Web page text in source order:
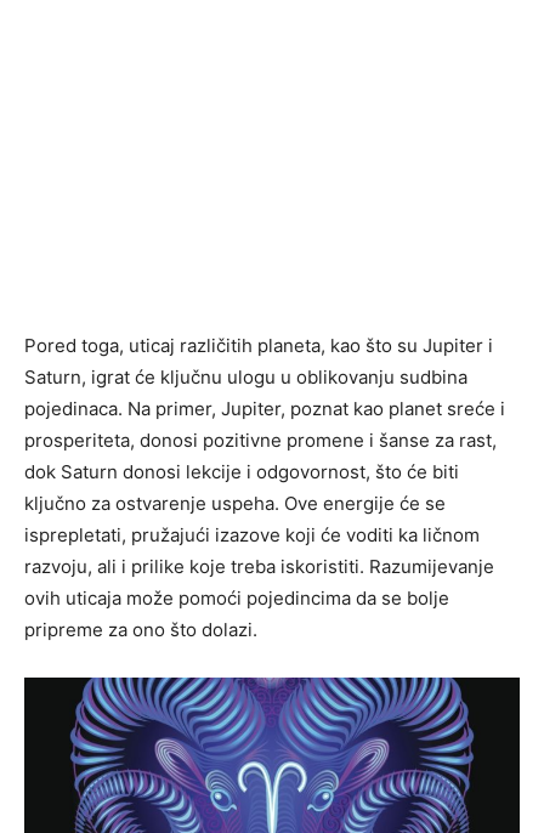
Pored toga, uticaj različitih planeta, kao što su Jupiter i
Saturn, igrat će ključnu ulogu u oblikovanju sudbina
pojedinaca. Na primer, Jupiter, poznat kao planet sreće i
prosperiteta, donosi pozitivne promene i šanse za rast,
dok Saturn donosi lekcije i odgovornost, što će biti
ključno za ostvarenje uspeha. Ove energije će se
isprepletati, pružajući izazove koji će voditi ka ličnom
razvoju, ali i prilike koje treba iskoristiti. Razumijevanje
ovih uticaja može pomoći pojedincima da se bolje
pripreme za ono što dolazi.